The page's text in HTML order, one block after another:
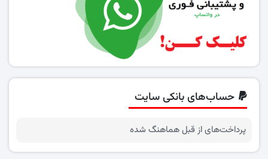
حساب‌های بانکی سایت
پرداخت‌های از قبل هماهنگ شده